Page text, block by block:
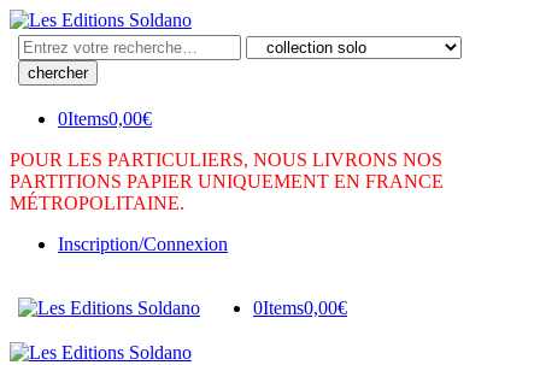
Search
here
0Items0,00€
POUR LES PARTICULIERS, NOUS LIVRONS NOS
PARTITIONS PAPIER UNIQUEMENT EN FRANCE
MÉTROPOLITAINE.
Inscription/Connexion
0Items0,00€